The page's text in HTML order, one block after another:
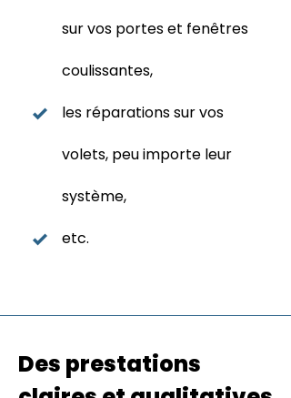
sur vos portes et fenêtres
coulissantes,
les réparations sur vos
volets, peu importe leur
système,
etc.
Des prestations